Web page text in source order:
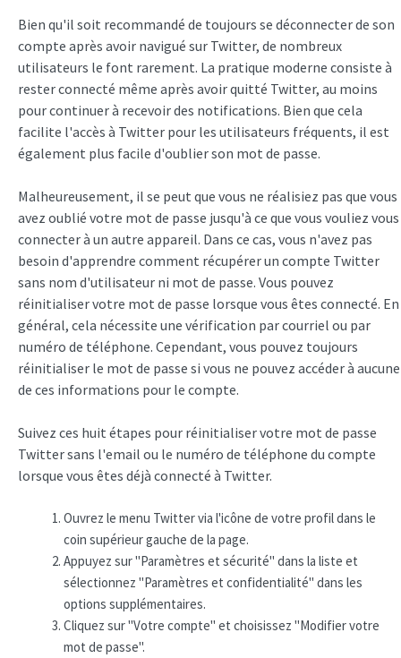
Bien qu'il soit recommandé de toujours se déconnecter de son
compte après avoir navigué sur Twitter, de nombreux
utilisateurs le font rarement. La pratique moderne consiste à
rester connecté même après avoir quitté Twitter, au moins
pour continuer à recevoir des notifications. Bien que cela
facilite l'accès à Twitter pour les utilisateurs fréquents, il est
également plus facile d'oublier son mot de passe.
Malheureusement, il se peut que vous ne réalisiez pas que vous
avez oublié votre mot de passe jusqu'à ce que vous vouliez vous
connecter à un autre appareil. Dans ce cas, vous n'avez pas
besoin d'apprendre comment récupérer un compte Twitter
sans nom d'utilisateur ni mot de passe. Vous pouvez
réinitialiser votre mot de passe lorsque vous êtes connecté. En
général, cela nécessite une vérification par courriel ou par
numéro de téléphone. Cependant, vous pouvez toujours
réinitialiser le mot de passe si vous ne pouvez accéder à aucune
de ces informations pour le compte.
Suivez ces huit étapes pour réinitialiser votre mot de passe
Twitter sans l'email ou le numéro de téléphone du compte
lorsque vous êtes déjà connecté à Twitter.
Ouvrez le menu Twitter via l'icône de votre profil dans le
coin supérieur gauche de la page.
Appuyez sur "Paramètres et sécurité" dans la liste et
sélectionnez "Paramètres et confidentialité" dans les
options supplémentaires.
Cliquez sur "Votre compte" et choisissez "Modifier votre
mot de passe".